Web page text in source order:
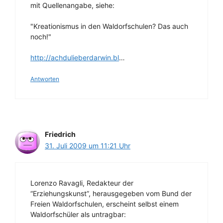
mit Quellenangabe, siehe:
"Kreationismus in den Waldorfschulen? Das auch
noch!"
http://achdulieberdarwin.bl…
Antworten
Friedrich
31. Juli 2009 um 11:21 Uhr
Lorenzo Ravagli, Redakteur der
“Erziehungskunst”, herausgegeben vom Bund der
Freien Waldorfschulen, erscheint selbst einem
Waldorfschüler als untragbar: